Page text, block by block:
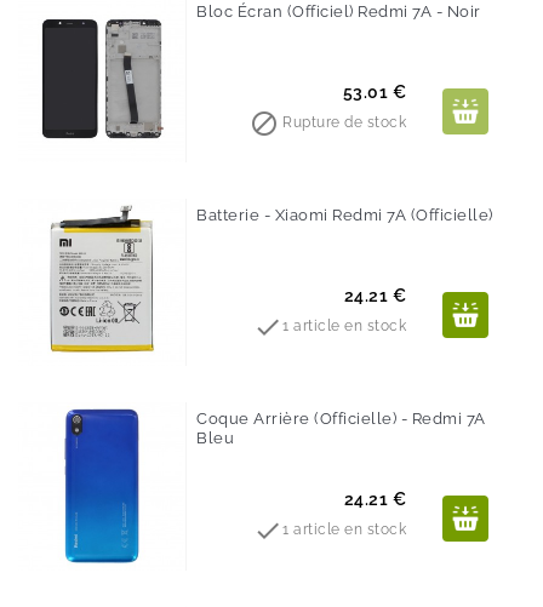
Bloc Écran (Officiel) Redmi 7A - Noir
Prix
53.01 €
 Rupture de stock
Batterie - Xiaomi Redmi 7A (Officielle)
Prix
24.21 €
1 article en stock
Coque Arrière (Officielle) - Redmi 7A
Bleu
Prix
24.21 €
1 article en stock